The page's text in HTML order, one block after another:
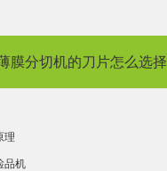
膜分切机的刀片怎么选择
理
品机